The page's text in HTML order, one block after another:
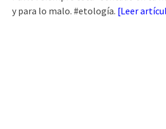
y para lo malo. #etología. [Leer